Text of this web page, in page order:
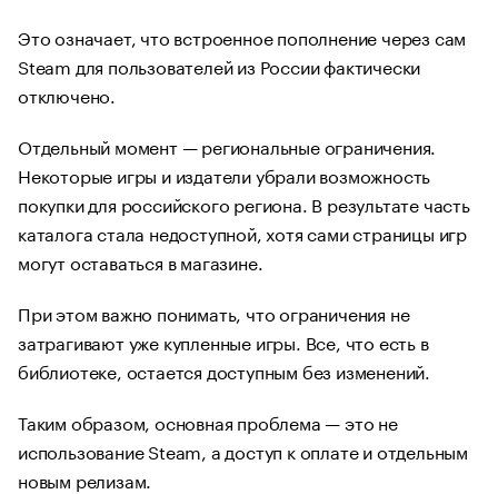
Это означает, что встроенное пополнение через сам
Steam для пользователей из России фактически
отключено.
Отдельный момент — региональные ограничения.
Некоторые игры и издатели убрали возможность
покупки для российского региона. В результате часть
каталога стала недоступной, хотя сами страницы игр
могут оставаться в магазине.
При этом важно понимать, что ограничения не
затрагивают уже купленные игры. Все, что есть в
библиотеке, остается доступным без изменений.
Таким образом, основная проблема — это не
использование Steam, а доступ к оплате и отдельным
новым релизам.